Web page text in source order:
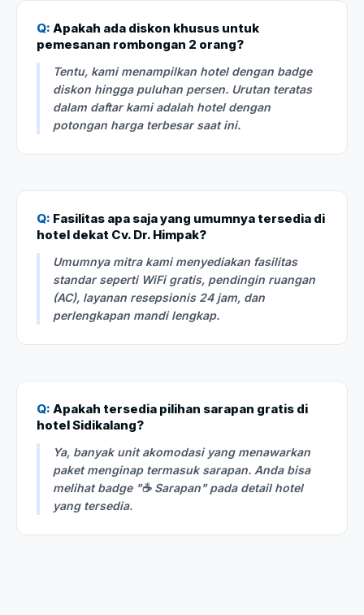
Q: Apakah ada diskon khusus untuk
pemesanan rombongan 2 orang?
Tentu, kami menampilkan hotel dengan badge
diskon hingga puluhan persen. Urutan teratas
dalam daftar kami adalah hotel dengan
potongan harga terbesar saat ini.
Q: Fasilitas apa saja yang umumnya tersedia di
hotel dekat Cv. Dr. Himpak?
Umumnya mitra kami menyediakan fasilitas
standar seperti WiFi gratis, pendingin ruangan
(AC), layanan resepsionis 24 jam, dan
perlengkapan mandi lengkap.
Q: Apakah tersedia pilihan sarapan gratis di
hotel Sidikalang?
Ya, banyak unit akomodasi yang menawarkan
paket menginap termasuk sarapan. Anda bisa
melihat badge "☕ Sarapan" pada detail hotel
yang tersedia.